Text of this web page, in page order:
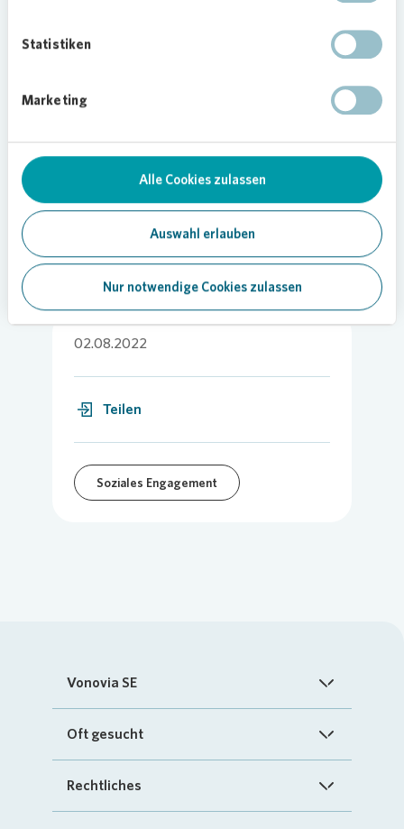
Statistiken
Marketing
Alle Cookies zulassen
Auswahl erlauben
Nur notwendige Cookies zulassen
unterstützt dies mit einer Spende in Höhe von
Frankfurt Nord, sagt: „Als Teil der
Stadtgesellschaft fördern wir die wertvolle Arbeit
unserer Mieterinnen und Mieter können– über die
Ferienfreizeit hinaus – das vielfältige Angebot der
Archen nutzen.“
02.08.2022
Teilen
Soziales Engagement
Vonovia SE
Startseite
Investoren
Oft gesucht
FAQ
Rechtliches